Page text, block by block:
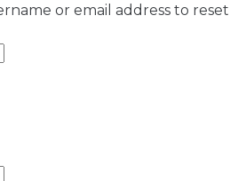
or email address to reset